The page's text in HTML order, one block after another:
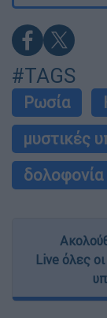
#TAGS
Ρωσία
μυστικές
δολοφονία
Live όλες